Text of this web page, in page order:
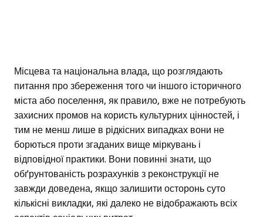
Місцева та національна влада, що розглядають
питання про збереження того чи іншого історичного
міста або поселення, як правило, вже не потребують
захисних промов на користь культурних цінностей, і
тим не менш лише в рідкісних випадках вони не
борються проти згаданих вище міркувань і
відповідної практики. Вони повинні знати, що
обґрунтованість розрахунків з реконструкції не
завжди доведена, якщо залишити осторонь суто
кількісні викладки, які далеко не відображають всіх